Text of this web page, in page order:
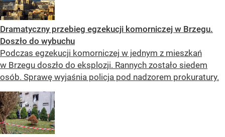
Dramatyczny przebieg egzekucji komorniczej w Brzegu.
Doszło do wybuchu
Podczas egzekucji komorniczej w jednym z mieszkań
w Brzegu doszło do eksplozji. Rannych zostało siedem
osób. Sprawę wyjaśnia policja pod nadzorem prokuratury.